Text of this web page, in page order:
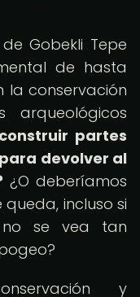
Gobekli Tepe
de hasta
la conservación
arqueológicos
partes
devolver al
¿O deberíamos
incluso si
se vea tan
y